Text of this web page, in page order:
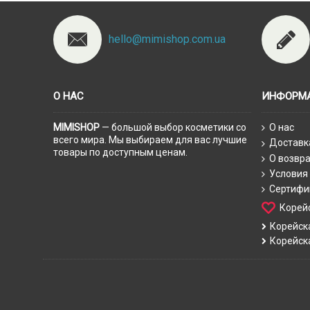
hello@mimishop.com.ua
О НАС
MIMISHOP — большой выбор косметики со
всего мира. Мы выбираем для вас лучшие
товары по доступным ценам.
О нас
О